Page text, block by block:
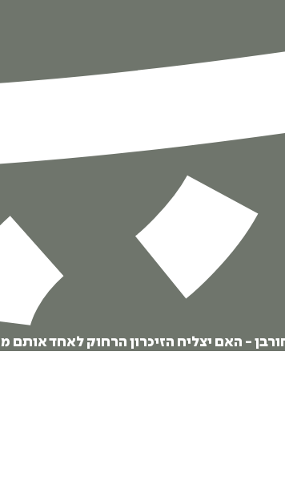
מודפס
- האם יצליח הזיכרון הרחוק לאחד אותם